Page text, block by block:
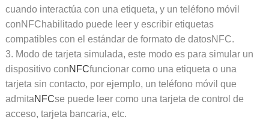
cuando interactúa con una etiqueta, y un teléfono móvil
conNFChabilitado puede leer y escribir etiquetas
compatibles con el estándar de formato de datosNFC.
3. Modo de tarjeta simulada, este modo es para simular un
dispositivo conNFCfuncionar como una etiqueta o una
tarjeta sin contacto, por ejemplo, un teléfono móvil que
admitaNFCse puede leer como una tarjeta de control de
acceso, tarjeta bancaria, etc.